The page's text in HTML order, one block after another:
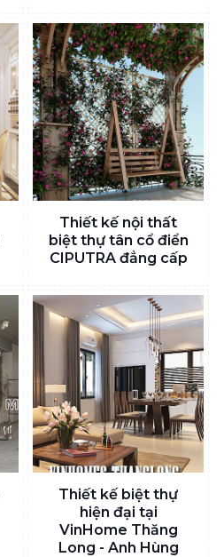
Thiết kế nội thất
biệt thự tân cổ điển
CIPUTRA đẳng cấp
Thiết kế biệt thự
hiện đại tại
VinHome Thăng
Long - Anh Hùng